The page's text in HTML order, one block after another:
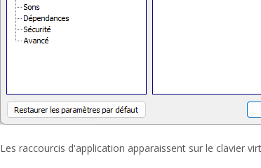
Les raccourcis d'application apparaissent sur le clavier